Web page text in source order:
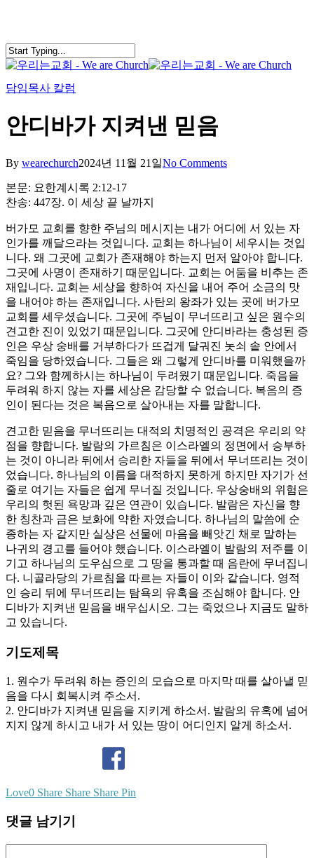
content
담임목사 칼럼
안디바가 지켜낸 믿음
By wearechurch2024년 11월 21일No Comments
본문: 요한계시록 2:12-17
찬송: 447장. 이 세상 끝 날까지
버가모 교회를 향한 주님의 메시지는 내가 어디에 서 있는 자
인가를 깨달으라는 것입니다. 교회는 하나님이 세우시는 것입
니다. 왜 그곳에 교회가 존재해야 하는지 먼저 알아야 합니다.
그곳에 사명이 존재하기 때문입니다. 교회는 어둠을 비추는 존
재입니다. 교회는 세상을 향하여 자신을 내어 주어 소금의 맛
을 내어야 하는 존재입니다. 사탄의 왕좌가 있는 곳에 버가모
교회를 세우셨습니다. 그곳에 주님이 무너뜨리고 싶은 원수의
견고한 진이 있었기 때문입니다. 그곳에 안디바라는 충성된 증
인은 우상 숭배를 거부하다가 뜨겁게 달궈진 놋쇠 솥 안에서
죽임을 당하였습니다. 그들은 왜 그렇게 안디바를 미워했을까
요? 그와 함께하시는 하나님이 두려웠기 때문입니다. 죽음을
두려워 하지 않는 자를 세상은 감당할 수 없습니다. 복음의 증
인이 된다는 것은 복음으로 살아내는 자를 말합니다.
견고한 믿음을 무너뜨리는 대적의 치명적인 공격은 우리의 약
점을 향합니다. 발람의 가르침은 이스라엘의 정면에서 승부하
는 것이 아니라 뒤에서 승리한 자들을 뒤에서 무너뜨리는 것이
었습니다. 하나님의 이름을 대적하지 못하게 하지만 자기가 선
줄로 여기는 자들은 쉽게 무너질 것입니다. 우상숭배의 위험은
우리의 헛된 욕망과 깊은 연관이 있습니다. 발람은 자신을 향
한 칭찬과 금은 보화에 약한 자였습니다. 하나님의 말씀에 순
종하는 자 같지만 실상은 선물에 마음을 빼앗긴 채로 말하는
나귀의 경고를 들어야 했습니다. 이스라엘이 발람의 저주를 이
기고 하나님의 도우심으로 그 땅을 통과할 때 음란에 무너집니
다. 니골라당의 가르침을 따르는 자들이 이와 같습니다. 영적
인 승리 뒤에 무너뜨리는 탐욕의 유혹을 조심해야 합니다. 안
디바가 지켜낸 믿음을 배우십시오. 그는 죽었으나 지금도 말하
고 있습니다.
기도제목
1. 원수가 두려워 하는 증인의 모습으로 마지막 때를 살아낼 믿
음을 다시 회복시켜 주소서.
2. 안디바가 지켜낸 믿음을 지키게 하소서. 발람의 유혹에 넘어
지지 않게 하시고 내가 서 있는 땅이 어디인지 알게 하소서.
Love0 Share Share Share Pin
댓글 남기기